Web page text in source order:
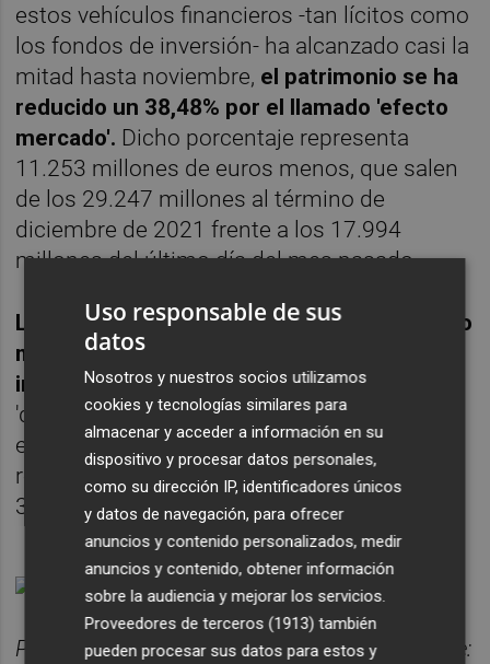
estos vehículos financieros -tan lícitos como
los fondos de inversión- ha alcanzado casi la
mitad hasta noviembre, el patrimonio se ha
reducido un 38,48% por el llamado 'efecto
mercado'. Dicho porcentaje representa
11.253 millones de euros menos, que salen
de los 29.247 millones al término de
diciembre de 2021 frente a los 17.994
millones del último día del mes pasado.
Lógicamente el desplome todavía es mucho
mayor en lo que a accionistas se refiere -
incluyendo 'mariachis'-, por cuanto han
'desaparecido' el 56% en lo que va de
ejercicio. O lo que es lo mismo 203.233 para
reducirse hasta los 159.676 respecto a los
362.909 del cierre anual de 2021.
Pincharaquípara ver la tabla completa. Fuente:
Uso responsable de sus
datos
Nosotros y nuestros socios utilizamos
cookies y tecnologías similares para
almacenar y acceder a información en su
dispositivo y procesar datos personales,
como su dirección IP, identificadores únicos
y datos de navegación, para ofrecer
anuncios y contenido personalizados, medir
anuncios y contenido, obtener información
sobre la audiencia y mejorar los servicios.
Proveedores de terceros (1913) también
pueden procesar sus datos para estos y